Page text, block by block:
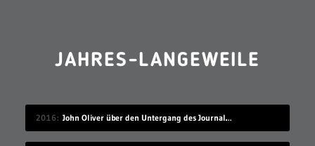
JAHRES-LANGEWEILE
2016 John Oliver über den Untergang des Journalismus